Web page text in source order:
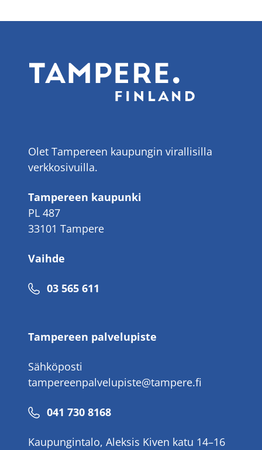
Olet Tampereen kaupungin virallisilla
verkkosivuilla.
Tampereen kaupunki
PL 487
33101 Tampere
Vaihde
Puhelinnumero
03 565 611
Tampereen palvelupiste
Sähköposti
tampereenpalvelupiste@tampere.fi
Puhelinnumero
041 730 8168
Kaupungintalo, Aleksis Kiven katu 14–16